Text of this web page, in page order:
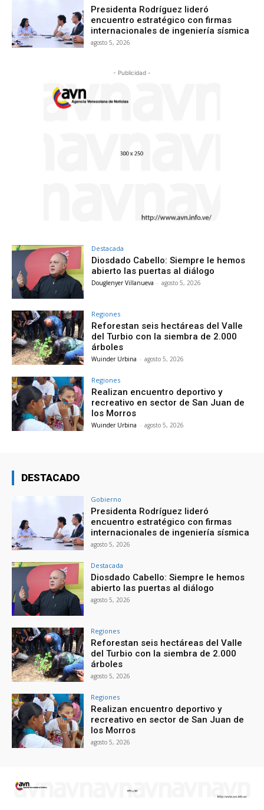
Presidenta Rodríguez lideró
encuentro estratégico con firmas
internacionales de ingeniería sísmica
agosto 5, 2026
- Publicidad -
Destacada
Diosdado Cabello: Siempre le hemos
abierto las puertas al diálogo
Douglenyer Villanueva - agosto 5, 2026
Regiones
Reforestan seis hectáreas del Valle
del Turbio con la siembra de 2.000
árboles
Wuinder Urbina - agosto 5, 2026
Regiones
Realizan encuentro deportivo y
recreativo en sector de San Juan de
los Morros
Wuinder Urbina - agosto 5, 2026
DESTACADO
Gobierno
Presidenta Rodríguez lideró
encuentro estratégico con firmas
internacionales de ingeniería sísmica
agosto 5, 2026
Destacada
Diosdado Cabello: Siempre le hemos
abierto las puertas al diálogo
agosto 5, 2026
Regiones
Reforestan seis hectáreas del Valle
del Turbio con la siembra de 2.000
árboles
agosto 5, 2026
Regiones
Realizan encuentro deportivo y
recreativo en sector de San Juan de
los Morros
agosto 5, 2026